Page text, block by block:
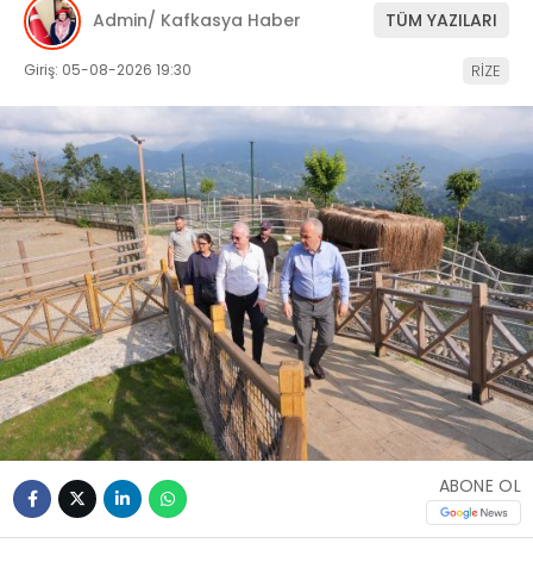
Admin/ Kafkasya Haber TÜM YAZILARI
Giriş: 05-08-2026 19:30 RİZE
ABONE OL